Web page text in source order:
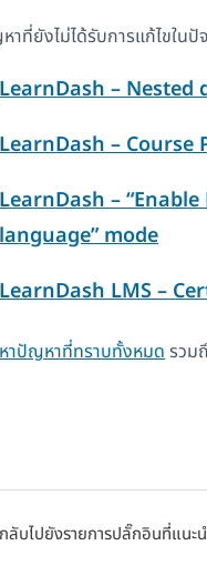
าที่ยังไม่ได้รับการแก้ไขในปั
LearnDash –
LearnDash – Course
LearnDash –
language” mode
LearnDash LMS –
าปัญหาที่ทราบทั้งหมดรวม
กลับไปยังรายการปลั๊กอินที่แนะ